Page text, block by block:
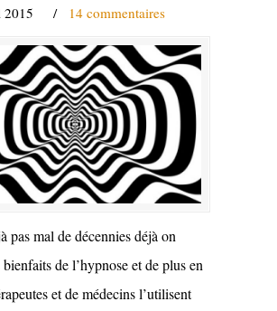
/ 14 commentaires
pas mal de décennies déjà on
de l’hypnose et de plus en
et de médecins l’utilisent